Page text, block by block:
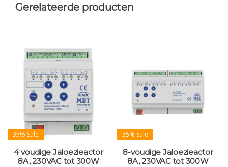
Gerelateerde producten
35% Sale
4 voudige Jaloezieactor
8A, 230VAC tot 300W
35% Sale
8-voudige Jaloezieactor
8A, 230VAC tot 300W